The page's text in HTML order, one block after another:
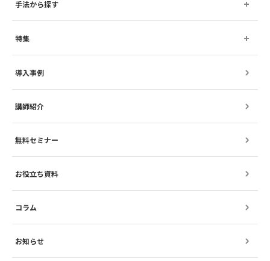
手法から探す
特集
導入事例
講師紹介
無料セミナー
お役立ち資料
コラム
お知らせ